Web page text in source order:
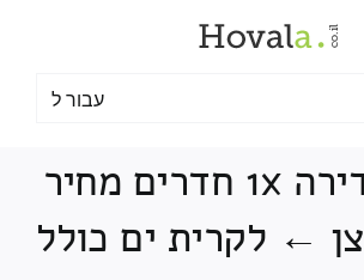
עבור ל
הובלות דירה 1x חדרים מחיר
← לקרית ים כולל